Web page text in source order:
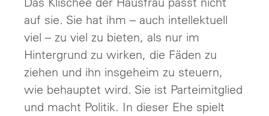
auf sie. Sie hat ihm – auch intellektuell
viel – zu viel zu bieten, als nur im
Hintergrund zu wirken, die Fäden zu
ziehen und ihn insgeheim zu steuern,
wie behauptet wird. Sie ist Parteimitglied
und macht Politik. In dieser Ehe spielt